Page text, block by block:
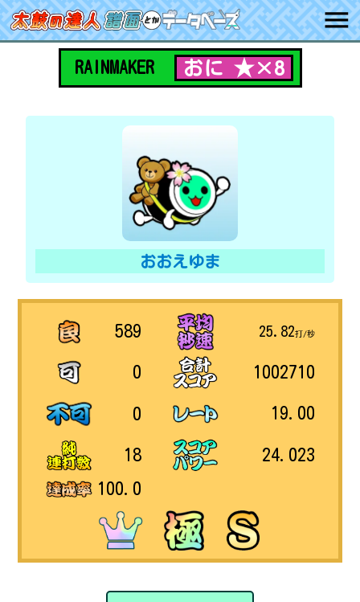
RAINMAKER おに ★×8
おおえゆま
589
0
0
18
100.0
25.82打/秒
1002710
19.00
24.023